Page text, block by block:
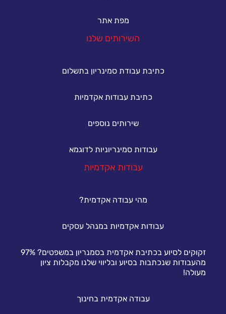
מפת אתר
השירותים שלנו
כתיבת עבודת סמינריון בתשלום
כתיבת עבודות אקדמיות
שירותים נוספים
עבודות סמינריוניות לדוגמא
עבודות אקדמיות
מהי עבודה אקדמית?
עבודות אקדמיות במנהל עסקים
זקוקים לסיוע בכתיבת אקדמית בסמנריון במשפטים? 97%
מהעבודות שנכתבות בסיוע ובליווי שלנו מקבלות ציון
מעולה!
עבודה אקדמית בחינוך